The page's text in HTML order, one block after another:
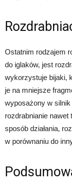
Ostatnim rodzajem
do iglaków, jest
wykorzystuje bijaki,
je na mniejsze
wyposażony w
rozdrabnianie nawet
sposób działania,
w porównaniu do